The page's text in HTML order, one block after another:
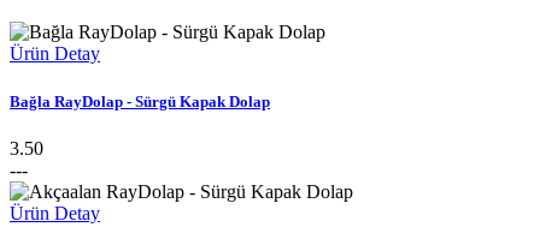
Ürün Detay
Bağla RayDolap - Sürgü Kapak Dolap
3.50
---
Ürün Detay